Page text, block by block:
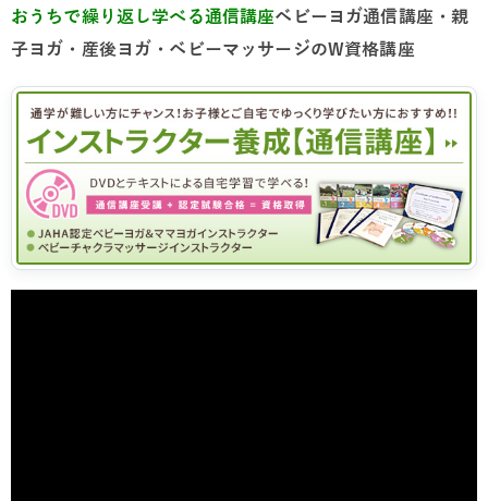
おうちで繰り返し学べる通信講座ベビーヨガ通信講座・親
子ヨガ・産後ヨガ・ベビーマッサージのW資格講座